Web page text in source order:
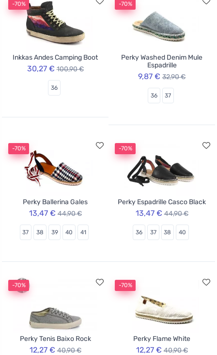
-70%
Inkkas Andes Camping Boot
30,27 € 100,90 €
36
-70%
Perky Washed Denim Mule
Espadrille
9,87 € 32,90 €
36 37
-70%
Perky Ballerina Gales
13,47 € 44,90 €
37 38 39 40 41
-70%
Perky Espadrille Casco Black
13,47 € 44,90 €
36 37 38 40
-70%
Perky Tenis Baixo Rock
12,27 € 40,90 €
-70%
Perky Flame White
12,27 € 40,90 €